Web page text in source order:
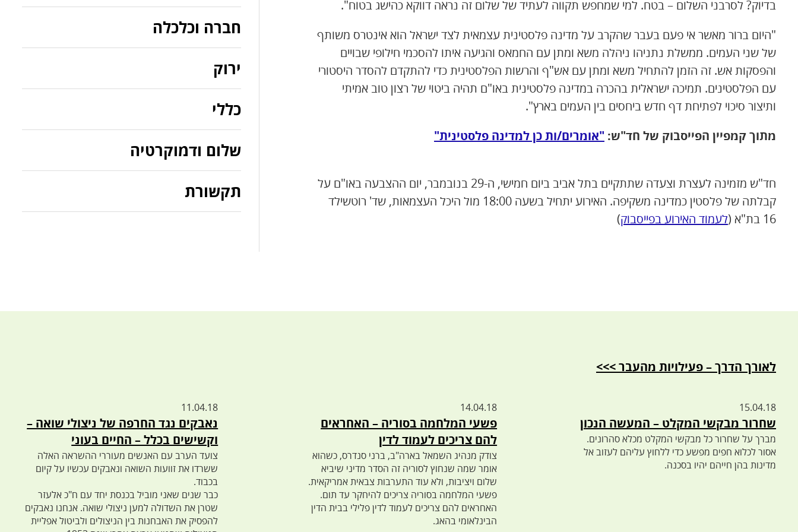
בדיוק? לסרבני השלום – בטח. למי שמחפש תקווה לעתיד של שלום זה נראה דווקא כהישג בטוח".
"היום ברור מאשר אי פעם בעבר שהקרב על מדינה פלסטינית עצמאית לצד ישראל הוא אינטרס משותף
של שני העמים. ממשלת נתניהו ניהלה משא ומתן עם החמאס והגיעה איתו להסכמי חילופי שבויים
והפסקות אש. זה הזמן להתחיל משא ומתן עם אש"ף והרשות הפלסטינית כדי להתקדם להסדר היסטורי
עם הפלסטינים. תמיכה ישראלית בהכרה במדינה פלסטינית באו"ם תהיה ביטוי של רצון טוב אמיתי
ותיצור סיכוי לפתיחת דף חדש ביחסים בין העמים בארץ".
מתוך קמפיין הפייסבוק של חד"ש: "אומרים/ות כן למדינה פלסטינית"
חד"ש מזמינה לעצרת וצעדה שתתקיים בתל אביב ביום חמישי, ה-29 בנובמבר, יום ההצבעה באו"ם על
קבלתה של פלסטין כמדינה משקיפה. האירוע יתחיל בשעה 18:00 מול היכל העצמאות, שד' רוטשילד
16 בת"א (
לעמוד האירוע בפייסבוק)
חברה וכלכלה
ירוק
כללי
שלום ודמוקרטיה
תקשורת
לאורך הדרך – פעילויות מהעבר >>>
15.04.18
שחרור מבקשי המקלט – המעשה הנכון
מברך על שחרור כל מבקשי המקלט מכלא סהרונים.
אסור לכלוא חפים מפשע כדי ללחוץ עליהם לעזוב אל
מדינות בהן חייהם יהיו בסכנה.
14.04.18
פשעי המלחמה בסוריה – האחראים
להם צריכים לעמוד לדין
צודק מנהיג השמאל בארה"ב, ברני סנדרס, כשהוא
אומר שמה שנחוץ לסוריה זה הסדר מדיני שיביא
שלום ויציבות, ולא עוד התערבות צבאית אמריקאית.
פשעי המלחמה בסוריה צריכים להיחקר עד תום.
האחראים להם צריכים לעמוד לדין פלילי בבית הדין
הבינלאומי בהאג.
11.04.18
נאבקים נגד החרפה של ניצולי שואה –
וקשישים בכלל – החיים בעוני
צועד הערב עם האנשים מעוררי ההשראה האלה
ששרדו את זוועות השואה ונאבקים עכשיו על קיום
בכבוד.
כבר שנים שאני מוביל בכנסת יחד עם ח"כ אלעזר
שטרן את השדולה למען ניצולי שואה. אנחנו נאבקים
להפסיק את האבחנות בין הניצולים ולביטול אפליית